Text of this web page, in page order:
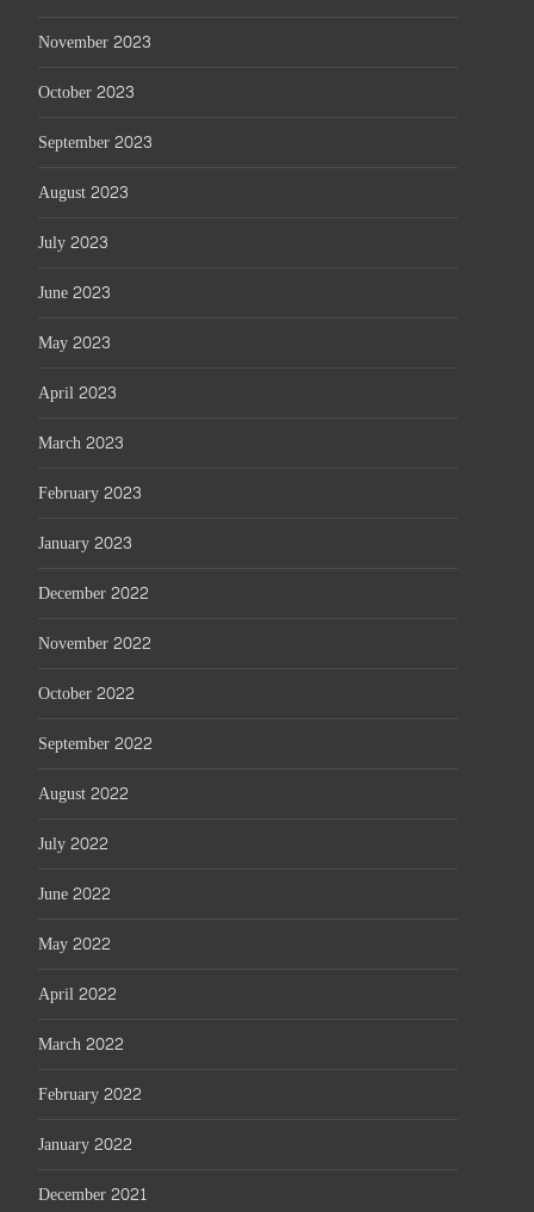
November 2023
October 2023
September 2023
August 2023
July 2023
June 2023
May 2023
April 2023
March 2023
February 2023
January 2023
December 2022
November 2022
October 2022
September 2022
August 2022
July 2022
June 2022
May 2022
April 2022
March 2022
February 2022
January 2022
December 2021